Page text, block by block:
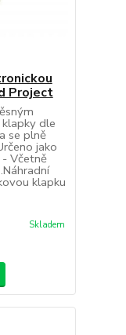
Project
dle
se plně
jako
Včetně
klapku
Skladem